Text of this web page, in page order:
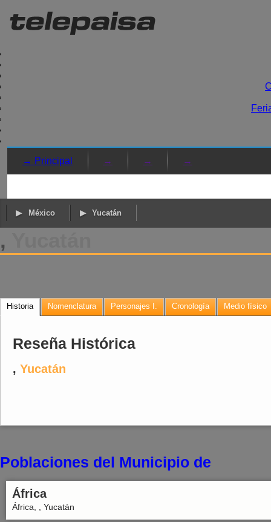
→ Principal → → →
México Yucatán
,
Historia Nomenclatura Personajes I. Cronología Medio físico
Reseña Histórica
, Yucatán
Poblaciones del Municipio de
África
África, , Yucatán